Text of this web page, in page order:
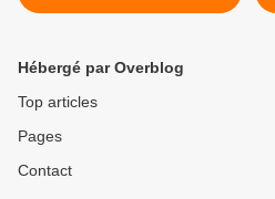
Hébergé par Overblog
Top articles
Pages
Contact